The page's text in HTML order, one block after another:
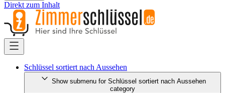
Direkt zum Inhalt
Schlüssel sortiert nach Aussehen
Show submenu for Schlüssel sortiert nach Aussehen
category